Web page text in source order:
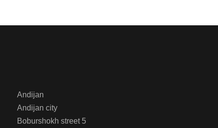
Andijan
Andijan city
Boburshokh street 5